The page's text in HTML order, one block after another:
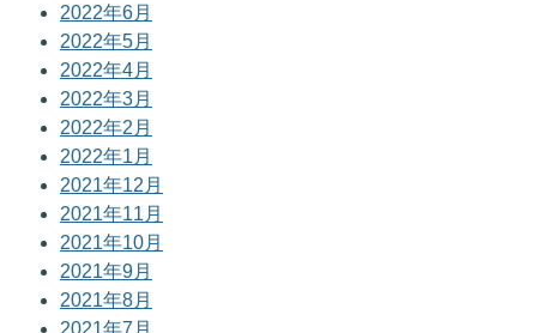
2022年6月
2022年5月
2022年4月
2022年3月
2022年2月
2022年1月
2021年12月
2021年11月
2021年10月
2021年9月
2021年8月